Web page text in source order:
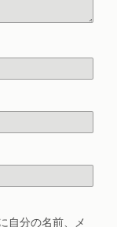
自分の名前、メ